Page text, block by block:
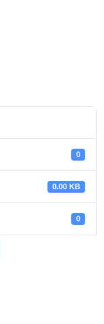
0
0.00 KB
0